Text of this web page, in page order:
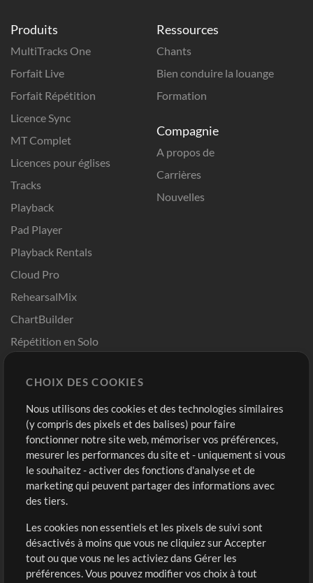
Produits
MultiTracks One
Forfait Live
Forfait Répétition
Licence Sync
MT Complet
Licences pour églises
Tracks
Playback
Pad Player
Playback Rentals
Cloud Pro
RehearsalMix
ChartBuilder
Répétition en Solo
Modèles ProPresenter
Sons
Ressources
Chants
Bien conduire la louange
Formation
Compagnie
A propos de
Carrières
Nouvelles
Boutique
Acheter des crédits
Contenu gratuit
Demander les pistes
Extras
Sessions
Compte
Connexion
S'inscrire
CHOIX DES COOKIES
Nous utilisons des cookies et des technologies similaires
(y compris des pixels et des balises) pour faire
fonctionner notre site web, mémoriser vos préférences,
mesurer les performances du site et - uniquement si vous
le souhaitez - activer des fonctions d'analyse et de
marketing qui peuvent partager des informations avec
des tiers.
Les cookies non essentiels et les pixels de suivi sont
désactivés à moins que vous ne cliquiez sur Accepter
tout ou que vous ne les activiez dans Gérer les
préférences. Vous pouvez modifier vos choix à tout